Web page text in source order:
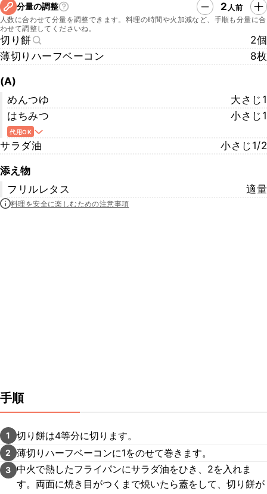
分量の調整 2 人前
人数に合わせて分量を調整できます。料理の時間や火加減など、手順も分量に合
わせて調整してくださいね。
切り餅
2個
薄切りハーフベーコン
8枚
(A)
めんつゆ
大さじ1
はちみつ
小さじ1
代用OK
サラダ油 小さじ1/2
添え物
フリルレタス
適量
料理を安全に楽しむための注意事項
手順
1 切り餅は4等分に切ります。
2 薄切りハーフベーコンに1をのせて巻きます。
3 中火で熱したフライパンにサラダ油をひき、2を入れま
す。両面に焼き目がつくまで焼いたら蓋をして、切り餅が